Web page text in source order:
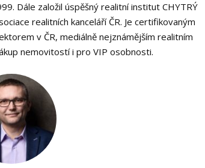
Dále založil úspěšný realitní institut CHYTRÝ
realitních kanceláří ČR. Je certifikovaným
v ČR, mediálně nejznámějším realitním
nemovitostí i pro VIP osobnosti.